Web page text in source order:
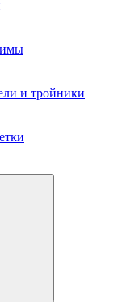
и тройники